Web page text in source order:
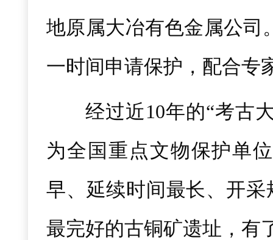
地原属大冶有色金属公司
一时间申请保护，配合专
经过近10年的“考古
为全国重点文物保护单
早、延续时间最长、开
最完好的古铜矿遗址，有